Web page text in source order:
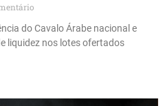
do Cavalo Árabe nacional e
liquidez nos lotes ofertados